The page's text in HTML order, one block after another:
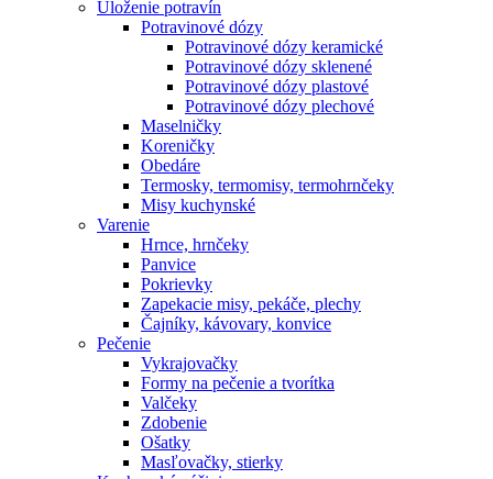
Uloženie potravín
Potravinové dózy
Potravinové dózy keramické
Potravinové dózy sklenené
Potravinové dózy plastové
Potravinové dózy plechové
Maselničky
Koreničky
Obedáre
Termosky, termomisy, termohrnčeky
Misy kuchynské
Varenie
Hrnce, hrnčeky
Panvice
Pokrievky
Zapekacie misy, pekáče, plechy
Čajníky, kávovary, konvice
Pečenie
Vykrajovačky
Formy na pečenie a tvorítka
Valčeky
Zdobenie
Ošatky
Masľovačky, stierky